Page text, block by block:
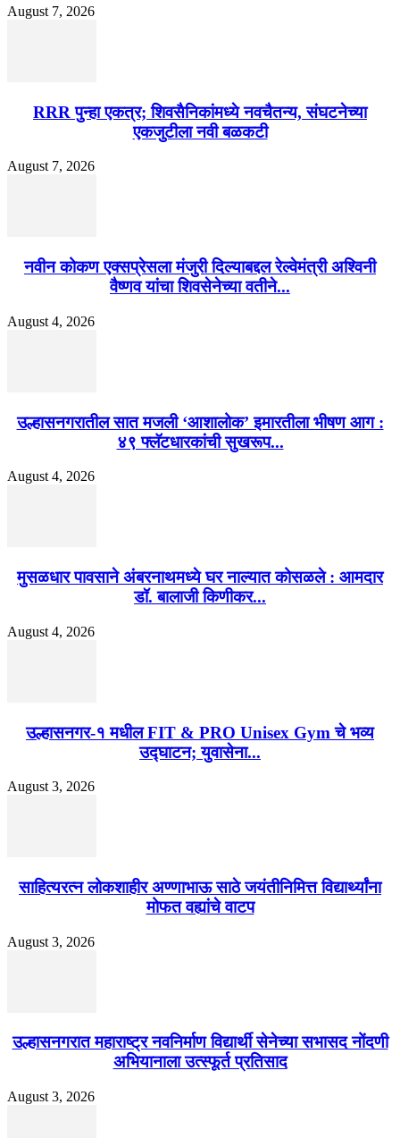
August 7, 2026
RRR पुन्हा एकत्र; शिवसैनिकांमध्ये नवचैतन्य, संघटनेच्या
एकजुटीला नवी बळकटी
August 7, 2026
नवीन कोकण एक्सप्रेसला मंजुरी दिल्याबद्दल रेल्वेमंत्री अश्विनी
वैष्णव यांचा शिवसेनेच्या वतीने...
August 4, 2026
उल्हासनगरातील सात मजली ‘आशालोक’ इमारतीला भीषण आग :
४९ फ्लॅटधारकांची सुखरूप...
August 4, 2026
मुसळधार पावसाने अंबरनाथमध्ये घर नाल्यात कोसळले : आमदार
डॉ. बालाजी किणीकर...
August 4, 2026
उल्हासनगर-१ मधील FIT & PRO Unisex Gym चे भव्य
उद्घाटन; युवासेना...
August 3, 2026
साहित्यरत्न लोकशाहीर अण्णाभाऊ साठे जयंतीनिमित्त विद्यार्थ्यांना
मोफत वह्यांचे वाटप
August 3, 2026
उल्हासनगरात महाराष्ट्र नवनिर्माण विद्यार्थी सेनेच्या सभासद नोंदणी
अभियानाला उत्स्फूर्त प्रतिसाद
August 3, 2026